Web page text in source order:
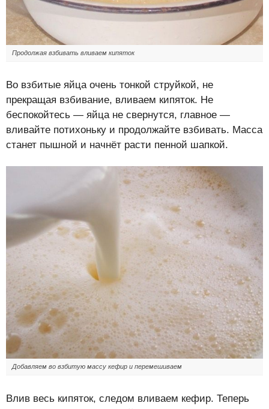
Продолжая взбивать вливаем кипяток
Во взбитые яйца очень тонкой струйкой, не
прекращая взбивание, вливаем кипяток. Не
беспокойтесь — яйца не свернутся, главное —
вливайте потихоньку и продолжайте взбивать. Масса
станет пышной и начнёт расти пенной шапкой.
Добавляем во взбитую массу кефир и перемешиваем
Влив весь кипяток, следом вливаем кефир. Теперь